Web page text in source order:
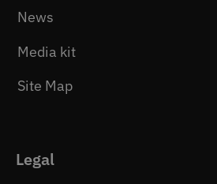
News
Media kit
Site Map
Legal